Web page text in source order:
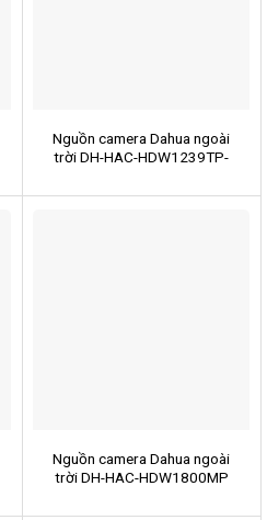
Nguồn camera Dahua ngoài
trời DH-HAC-HDW1239TP-
Nguồn camera Dahua ngoài
trời DH-HAC-HDW1800MP